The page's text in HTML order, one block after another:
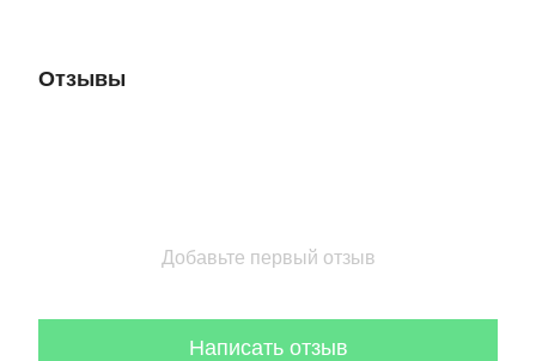
Отзывы
Добавьте первый отзыв
Написать отзыв